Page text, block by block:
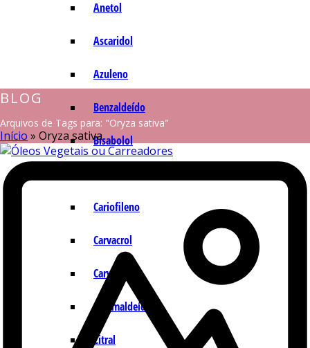
Anetol
Ascaridol
Azuleno
Benzaldeído
Bisabolol
Cariofileno
Carvacrol
Carvona
Cinamaldeído
Citral
BLOG
Arquivos de Tags para: "Oryza sativa"
Início » Oryza sativa